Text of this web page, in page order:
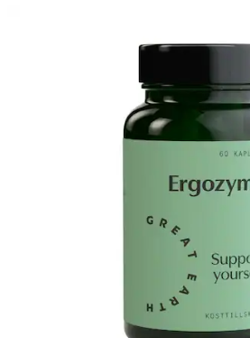
Super Zink
Great Earth
Pris:113
113 kr